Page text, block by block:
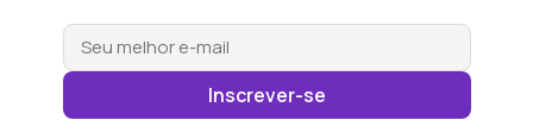
Inscrever-se